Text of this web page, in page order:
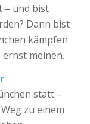
– und bist
Dann bist
kämpfen
meinen.
statt –
zu einem